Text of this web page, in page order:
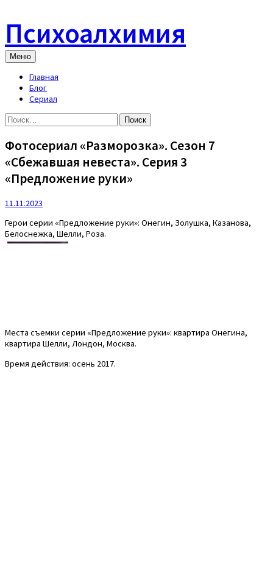
content
Психоалхимия
Меню
Главная
Блог
Сериал
Найти:
Фотосериал «Разморозка». Сезон 7
«Сбежавшая невеста». Серия 3
«Предложение руки»
11.11.2023
Герои серии «Предложение руки»: Онегин, Золушка, Казанова,
Белоснежка, Шелли, Роза.
Места съемки серии «Предложение руки»: квартира Онегина,
квартира Шелли, Лондон, Москва.
Время действия: осень 2017.